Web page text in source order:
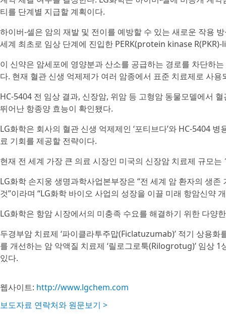
티를 단계별 지급할 계획이다.
하이버-셀은 암의 재발 및 전이를 예방할 수 있는 새로운 작용
세계 최초로 임상 단계에 진입한 PERK(protein kinase
이 신약은 암세포에 영양분과 산소를 공급하는 경로를 차단하
다. 현재 혈관 신생 억제제가 여러 암종에서 표준 치료제로 사
HC-5404 전 임상 결과, 신장암, 위암 등 고형암 동물모델에서
뛰어난 항종양 효능이 확인됐다.
LG화학은 회사의 혈관 신생 억제제인 ‘포티브다’와 HC-5404
료 기회를 제공할 전략이다.
현재 전 세계 가장 큰 의료 시장인 미국의 신장암 치료제 규모
LG화학 손지웅 생명과학사업본부장은 “전 세계 암 환자의 생
것”이라며 “LG화학 바이오 사업의 성장을 이끌 미래 항암신약
LG화학은 항암 시장에서의 미충족 수요를 해결하기 위한 다양
두경부암 치료제 ‘파이클라투주맙(Ficlatuzumab)’ 적기 상용
를 개선하는 암 악액질 치료제 ‘릴로그로툭(Rilogrotug)’ 임상 1
있다.
웹사이트: http://www.lgchem.com
보도자료 연락처와 원문보기 >